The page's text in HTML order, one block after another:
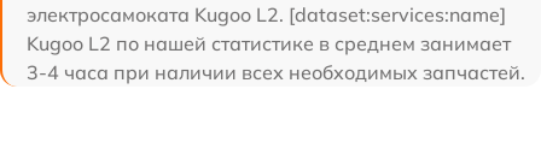
электросамоката Kugoo L2. [dataset:services:name]
Kugoo L2 по нашей статистике в среднем занимает
3-4 часа при наличии всех необходимых запчастей.